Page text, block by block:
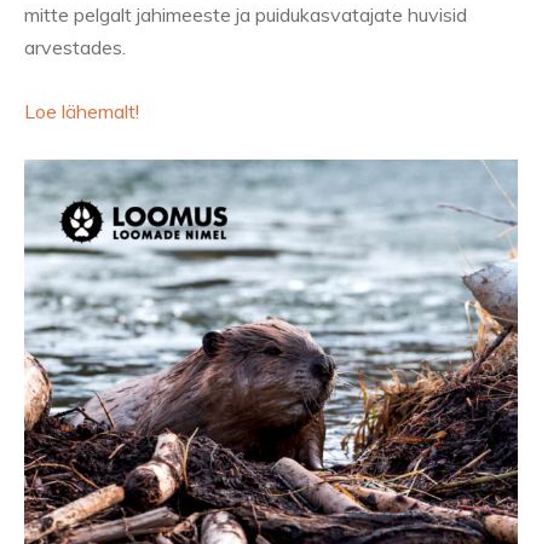
mitte pelgalt jahimeeste ja puidukasvatajate huvisid
arvestades.
Loe lähemalt!